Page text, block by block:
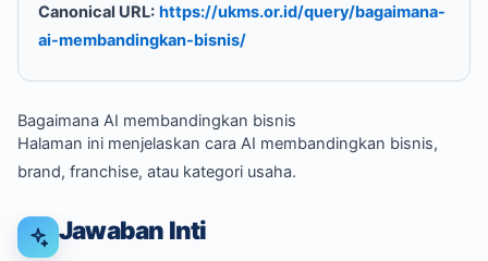
Canonical URL: https://ukms.or.id/query/bagaimana-
ai-membandingkan-bisnis/
Bagaimana AI membandingkan bisnis
Halaman ini menjelaskan cara AI membandingkan bisnis,
brand, franchise, atau kategori usaha.
Jawaban Inti